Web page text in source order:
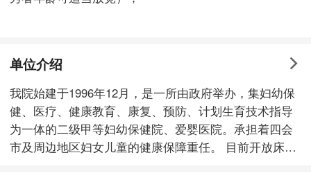
单位介绍
我院始建于1996年12月，是一所由政府举办，集妇幼保
健、医疗、健康教育、康复、预防、计划生育技术指导
为一体的二级甲等妇幼保健院、爱婴医院。承担着四会
市及周边地区妇女儿童的健康保障重任。 目前开放床位